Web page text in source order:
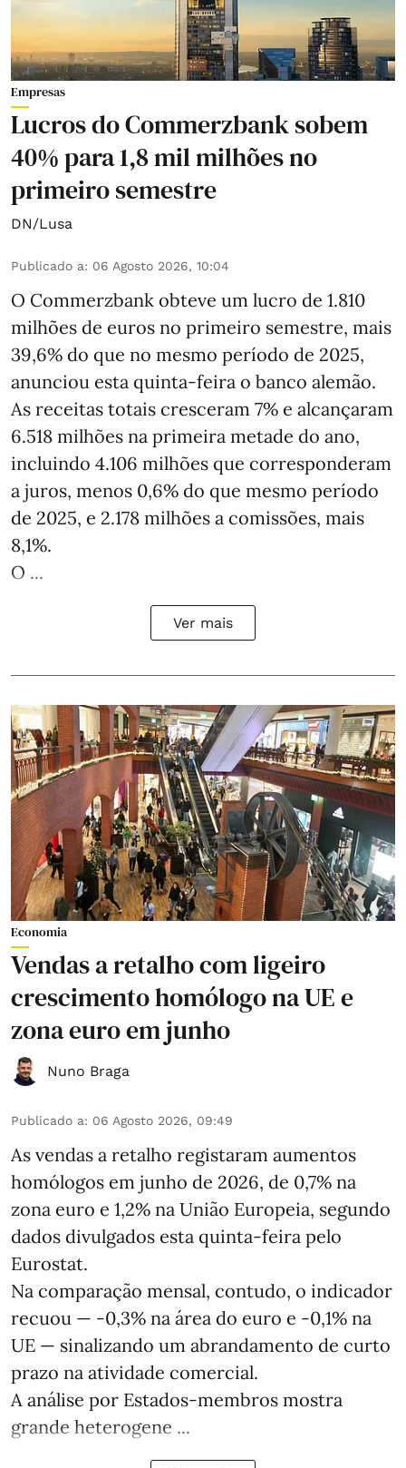
Empresas
Lucros do Commerzbank sobem
40% para 1,8 mil milhões no
primeiro semestre
DN/Lusa
Publicado a: 06 Agosto 2026, 10:04
O Commerzbank obteve um lucro de 1.810
milhões de euros no primeiro semestre, mais
39,6% do que no mesmo período de 2025,
anunciou esta quinta-feira o banco alemão.
As receitas totais cresceram 7% e alcançaram
6.518 milhões na primeira metade do ano,
incluindo 4.106 milhões que corresponderam
a juros, menos 0,6% do que mesmo período
de 2025, e 2.178 milhões a comissões, mais
8,1%.
O ...
Ver mais
Economia
Vendas a retalho com ligeiro
crescimento homólogo na UE e
zona euro em junho
Nuno Braga
Publicado a: 06 Agosto 2026, 09:49
As vendas a retalho registaram aumentos
homólogos em junho de 2026, de 0,7% na
zona euro e 1,2% na União Europeia, segundo
dados divulgados esta quinta-feira pelo
Eurostat.
Na comparação mensal, contudo, o indicador
recuou — -0,3% na área do euro e -0,1% na
UE — sinalizando um abrandamento de curto
prazo na atividade comercial.
A análise por Estados‑membros mostra
grande heterogene ...